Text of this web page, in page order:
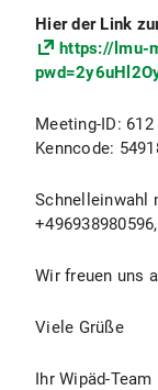
Hier der Link
https://lmu-
Meeting-ID: 612
Kenncode:
Schnelleinwahl
Wir freuen uns
Viele Grüße
Ihr Wipäd-Team